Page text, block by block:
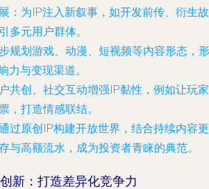
：为IP注入新叙事，如开发前传、衍生故
多元用户群体。
步规划游戏、动漫、短视频等内容形态，形
力与变现渠道。
共创、社交互动增强IP黏性，例如让玩家
，打造情感联结。
过原创IP构建开放世界，结合持续内容更
与高额流水，成为投资者青睐的典范。
新：打造差异化竞争力